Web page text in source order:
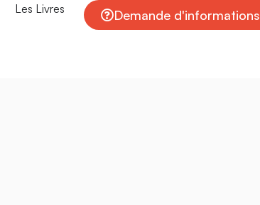
Les Livres Demande d'informations